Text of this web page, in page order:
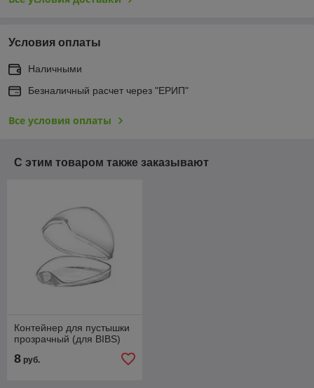
Условия оплаты
Наличными
Безналичный расчет через "ЕРИП"
Все условия оплаты
С этим товаром также заказывают
Контейнер для пустышки
прозрачный (для BIBS)
8 руб.